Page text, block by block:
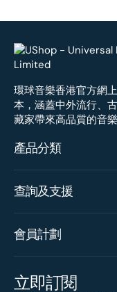
環球音樂香港官方網
本，涵蓋中外流行、
藏家帶來高品質的音
產品分類
查詢及支援
會員計劃
立即訂閱